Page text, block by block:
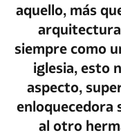
aquello, más
arquitectura
siempre como
iglesia, esto
aspecto,
enloquecedora
al otro